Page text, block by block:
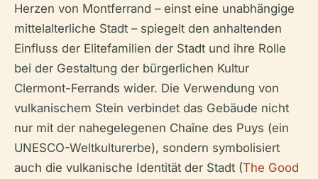
Herzen von Montferrand – einst eine unabhängige
mittelalterliche Stadt – spiegelt den anhaltenden
Einfluss der Elitefamilien der Stadt und ihre Rolle
bei der Gestaltung der bürgerlichen Kultur
Clermont-Ferrands wider. Die Verwendung von
vulkanischem Stein verbindet das Gebäude nicht
nur mit der nahegelegenen Chaîne des Puys (ein
UNESCO-Weltkulturerbe), sondern symbolisiert
auch die vulkanische Identität der Stadt (The Good